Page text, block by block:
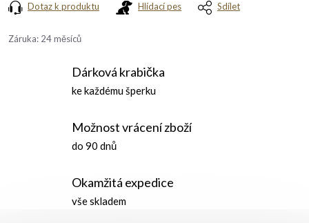
Dotaz k produktu Hlídací pes Sdílet
Záruka: 24 měsíců
Dárková krabička
ke každému šperku
Možnost vrácení zboží
do 90 dnů
Okamžitá expedice
vše skladem